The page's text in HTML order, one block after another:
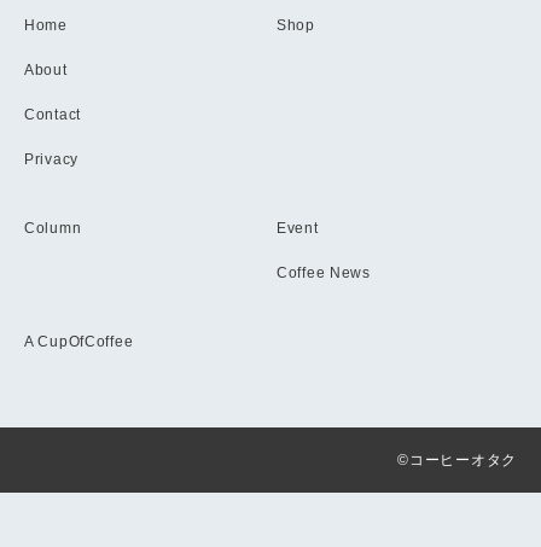
Home
About
Contact
Privacy
Shop
Column Event
Coffee News
A CupOfCoffee
©コーヒーオタク